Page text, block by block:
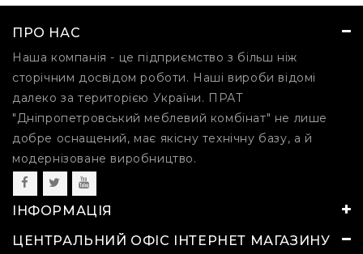
ПРО НАС
Наша компанія - це підприємство з більш ніж
сторічним досвідом роботи. Наші вироби відомі
далеко за територією України. ПРАТ
"Дніпропетровський меблевий комбінат" не лише
добре оснащений, має якісну технічну базу, а й
модернізоване виробництво.
ІНФОРМАЦІЯ
ЦЕНТРАЛЬНИЙ ОФІС ІНТЕРНЕТ МАГАЗИНУ